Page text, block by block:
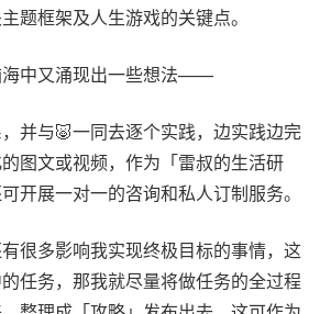
题框架及人生游戏的关键点。
海中又涌现出一些想法——
并与🐷一同去逐个实践，边实践边完
图文或视频，作为「雷叔的生活研
开展一对一的咨询和私人订制服务。
很多影响我实现终极目标的事情，这
任务，那我就尽量将做任务的全过程